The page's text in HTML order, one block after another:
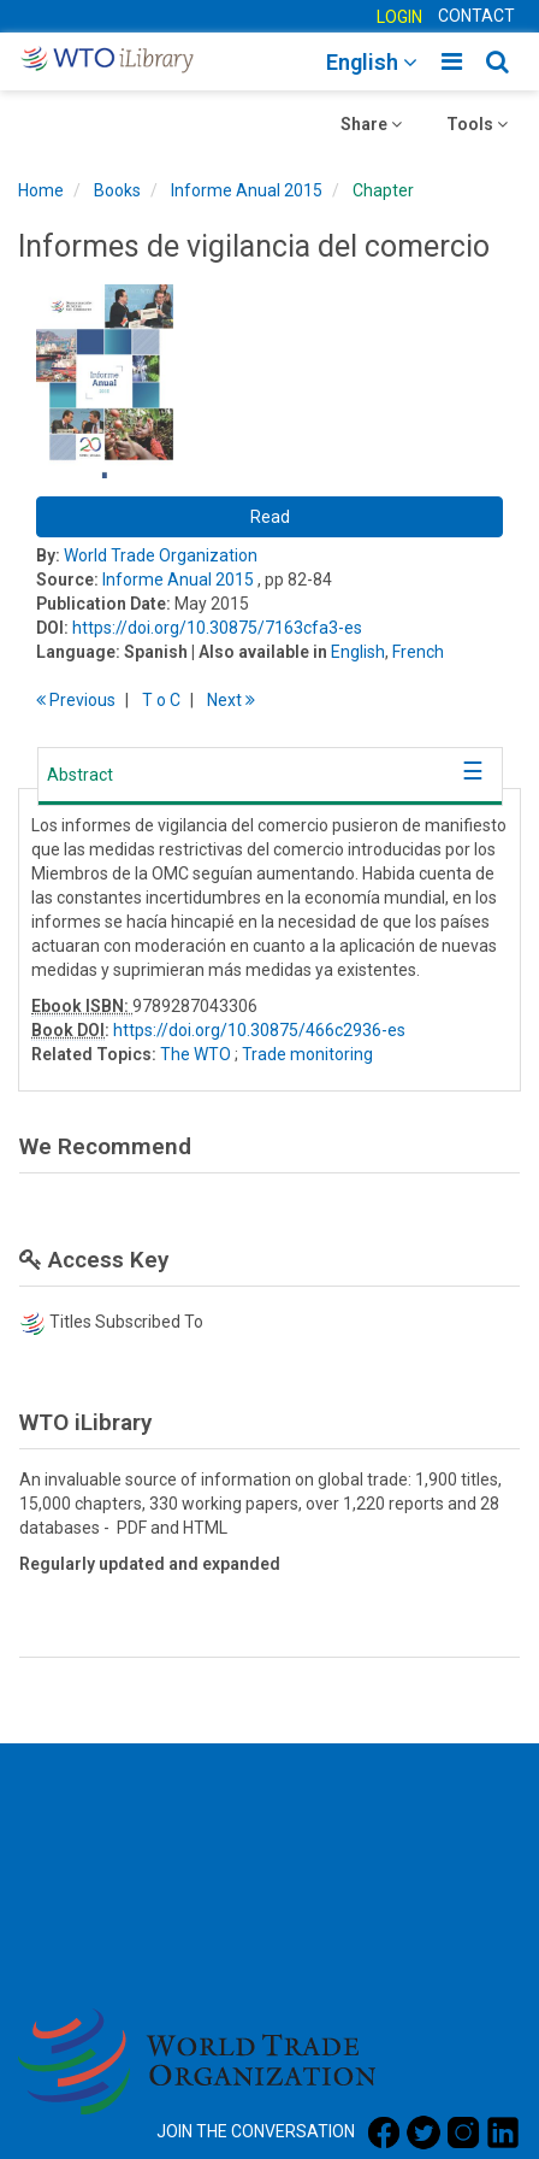
LOGIN CONTACT
Toggle
English
Toggle
Tools
Toggle
Share
Home Books Informe Anual 2015 Chapter
Informes de vigilancia del comercio
Read
By: World Trade Organization
Source: Informe Anual 2015 , pp 82-84
Publication Date: May 2015
DOI: https://doi.org/10.30875/7163cfa3-es
Language: Spanish | Also available in English, French
Previous To C Next
Abstract
Los informes de vigilancia del comercio pusieron de manifiesto
que las medidas restrictivas del comercio introducidas por los
Miembros de la OMC seguían aumentando. Habida cuenta de
las constantes incertidumbres en la economía mundial, en los
informes se hacía hincapié en la necesidad de que los países
actuaran con moderación en cuanto a la aplicación de nuevas
medidas y suprimieran más medidas ya existentes.
Ebook ISBN: 9789287043306
Book DOI : https://doi.org/10.30875/466c2936-es
Related Topics: The WTO ; Trade monitoring
We Recommend
Access Key
Titles Subscribed To
WTO iLibrary
An invaluable source of information on global trade: 1,900 titles,
15,000 chapters, 330 working papers, over 1,220 reports and 28
databases - PDF and HTML
Regularly updated and expanded
JOIN THE CONVERSATION